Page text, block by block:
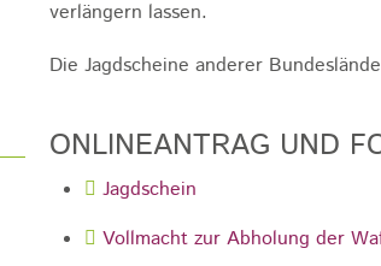
verlängern lassen.
Die Jagdscheine anderer
ONLINEANTRAG UND
Jagdschein
Vollmacht zur Abholung der